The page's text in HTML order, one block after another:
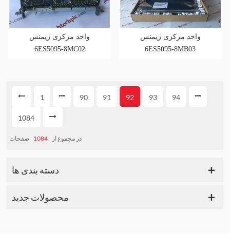
واحد مرکزی زیمنس
6ES5095-8MC02
واحد مرکزی زیمنس
6ES5095-8MB03
1 90 91 92 93 94
1084
در مجموع از 1084 صفحات
دسته بندی ها
محصولات جدید